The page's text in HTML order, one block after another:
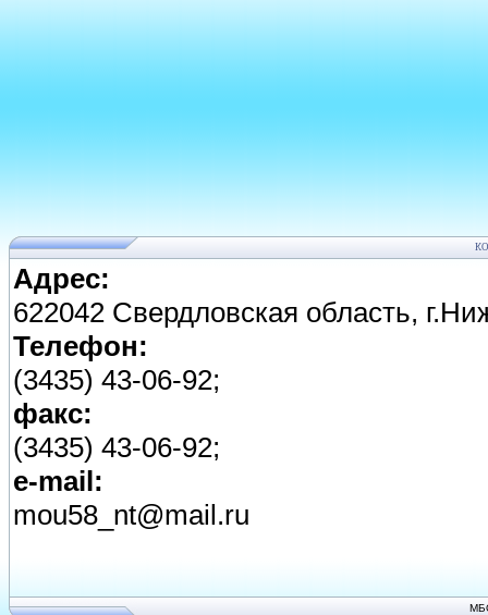
Адрес:
622042 Свердловская область,
Телефон:
(3435) 43-06-92;
факс:
(3435) 43-06-92;
e-mail:
mou58_nt@mail.ru